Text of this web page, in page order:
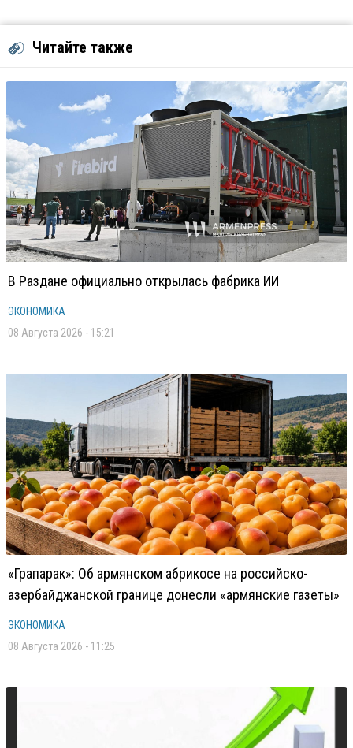
Читайте также
В Раздане официально открылась фабрика ИИ
ЭКОНОМИКА
08 Августа 2026 - 15:21
«Грапарак»: Об армянском абрикосе на российско-
азербайджанской границе донесли «армянские газеты»
ЭКОНОМИКА
08 Августа 2026 - 11:25